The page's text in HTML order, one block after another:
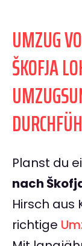
UMZUG
ŠKOFJA
Planst du
nach
Hirsch aus
richtige